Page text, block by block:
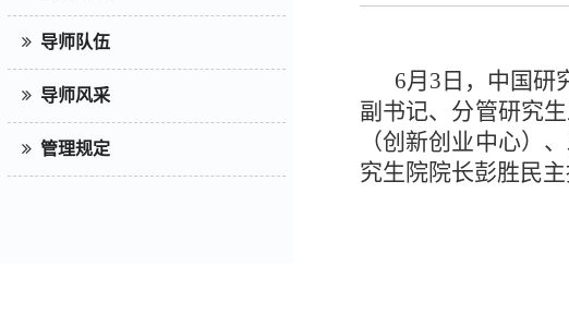
导师队伍
导师风采
管理规定
6月3日，中国研
副书记、分管研究
（创新创业中心）
究生院院长彭胜民主